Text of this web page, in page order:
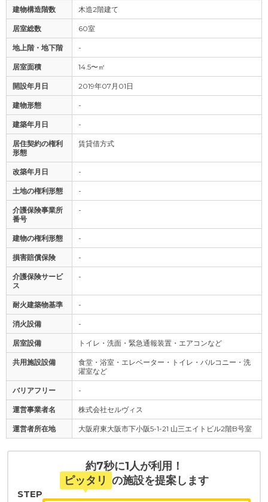
建物構造階数 木造2階建て
居室総数 60室
地上階・地下階 -
居室面積 14.5〜㎡
開設年月日 2019年07月01日
建物形態 -
建築年月日 -
居住契約の権利
形態
賃貸借方式
改築年月日 -
土地の権利形態 -
介護保険事業所
番号
-
建物の権利形態 -
損害賠償保険 -
介護保険サービ
ス
-
耐火建築物基準 -
消火設備 -
居室設備 トイレ・洗面・緊急通報装置・エアコンなど
共用施設設備
食堂・浴室・エレベーター・トイレ・バルコニー・洗
濯室など
バリアフリー -
運営事業者名 株式会社セルヴィス
運営者所在地 大阪府東大阪市下小阪5-1-21 山三エイトビル2階B号室
約7秒に1人が利用！
ピッタリ の施設を提案します
STEP